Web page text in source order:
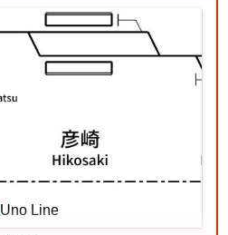
Uno Line